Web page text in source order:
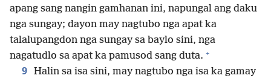
apang sang nangin gamhanan ini, napungal ang daku
nga sungay; dayon may nagtubo nga apat ka
talalupangdon nga sungay sa baylo sini, nga
nagatudlo sa apat ka pamusod sang duta. +
9 Halin sa isa sini, may nagtubo nga isa ka gamay